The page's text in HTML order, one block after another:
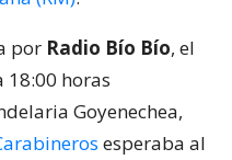
por Radio Bío Bío, el
18:00 horas
Goyenechea,
esperaba al